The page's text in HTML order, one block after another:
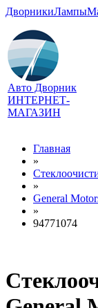
ДворникиЛампы
Авто Дворник
ИНТЕРНЕТ-
МАГАЗИН
Главная
»
»
General
»
94771074